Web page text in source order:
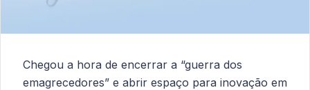
Chegou a hora de encerrar a “guerra dos
emagrecedores” e abrir espaço para inovação em